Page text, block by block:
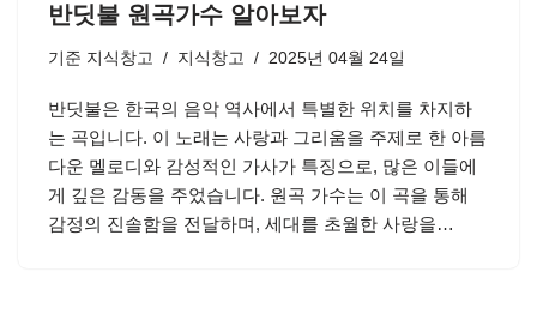
반딧불 원곡가수 알아보자
기준 지식창고 지식창고 2025년 04월 24일
반딧불은 한국의 음악 역사에서 특별한 위치를 차지하
는 곡입니다. 이 노래는 사랑과 그리움을 주제로 한 아름
다운 멜로디와 감성적인 가사가 특징으로, 많은 이들에
게 깊은 감동을 주었습니다. 원곡 가수는 이 곡을 통해
감정의 진솔함을 전달하며, 세대를 초월한 사랑을…